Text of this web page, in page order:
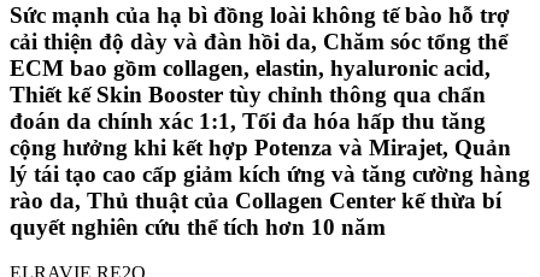
Sức mạnh của hạ bì đồng loài không tế bào hỗ trợ
cải thiện độ dày và đàn hồi da, Chăm sóc tổng thể
ECM bao gồm collagen, elastin, hyaluronic acid,
Thiết kế Skin Booster tùy chỉnh thông qua chẩn
đoán da chính xác 1:1, Tối đa hóa hấp thu tăng
cộng hưởng khi kết hợp Potenza và Mirajet, Quản
lý tái tạo cao cấp giảm kích ứng và tăng cường hàng
rào da, Thủ thuật của Collagen Center kế thừa bí
quyết nghiên cứu thể tích hơn 10 năm